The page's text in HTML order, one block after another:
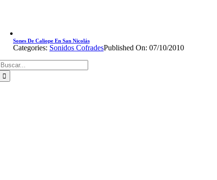
Sones De Caliope En San Nicolás
Categories: Sonidos CofradesPublished On: 07/10/2010